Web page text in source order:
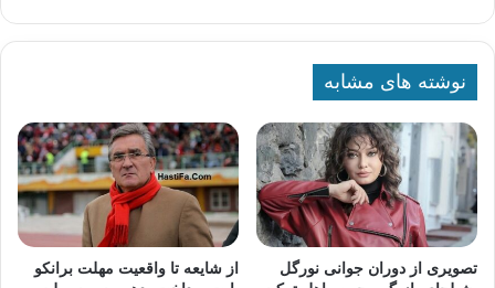
نوشته های مشابه
تصویری از دوران جوانی نورگل
از شایعه تا واقعیت مهلت برانکو